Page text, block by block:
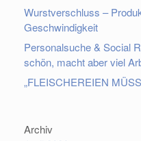
Wurstverschluss –
Geschwindigkeit
Personalsuche & Social
schön, macht aber viel
„FLEISCHEREIEN
Archiv